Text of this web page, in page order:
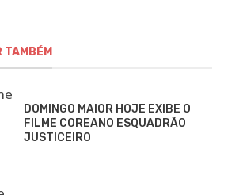
TAMBÉM
DOMINGO MAIOR HOJE EXIBE O
FILME COREANO ESQUADRÃO
JUSTICEIRO